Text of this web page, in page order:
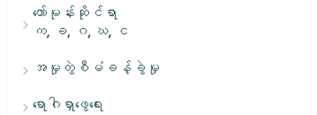
ဟော်မုန်းဆိုင်ရာ
က, ခ, ဂ, ဃ, င
အမှုတွဲစီမံခန့်ခွဲမှု
ရောဂါရှာဖွေရေး